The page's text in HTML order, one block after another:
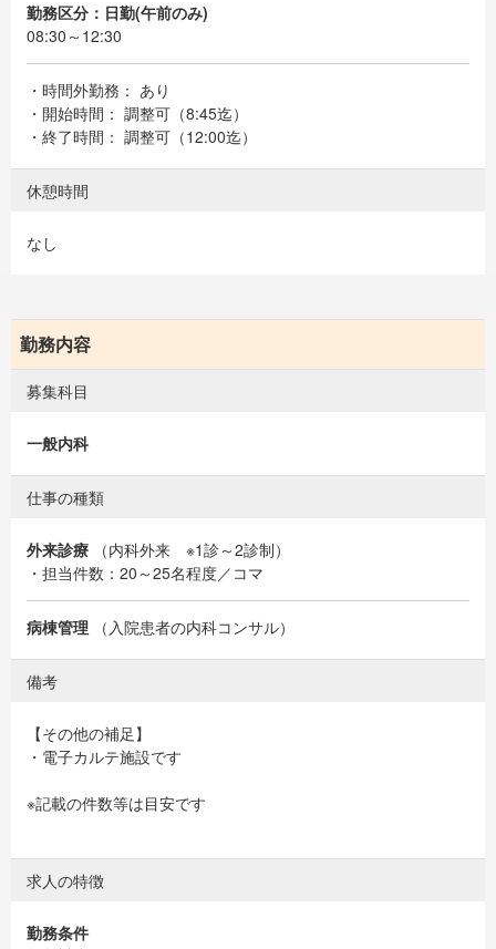
勤務区分：日勤(午前のみ)
08:30～12:30
・時間外勤務： あり
・開始時間： 調整可（8:45迄）
・終了時間： 調整可（12:00迄）
休憩時間
なし
勤務内容
募集科目
一般内科
仕事の種類
外来診療 （内科外来 ※1診～2診制）
・担当件数：20～25名程度／コマ
病棟管理 （入院患者の内科コンサル）
備考
【その他の補足】
・電子カルテ施設です
※記載の件数等は目安です
求人の特徴
勤務条件